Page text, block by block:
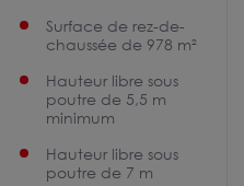
Surface de rez-de-
chaussée de 978 m²
Hauteur libre sous
poutre de 5,5 m
minimum
Hauteur libre sous
poutre de 7 m